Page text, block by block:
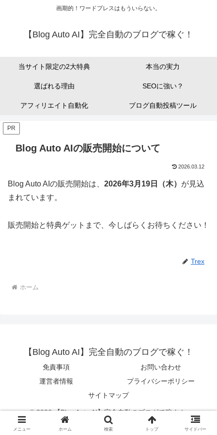
画期的！ワードプレスはもういらない。
【Blog Auto AI】完全自動のブログで稼ぐ！
当サイト限定の2大特典 本当の実力
選ばれる理由 SEOに強い？
アフィリエイト自動化 ブログ自動投稿ツール
PR
Blog Auto AIの販売開始について
2026.03.12
Blog Auto AIの販売開始は、 2026年3月19日（木） が見込
まれています。
販売開始と特典ゲットまで、今しばらくお待ちください！
Trex
ホーム
【Blog Auto AI】完全自動のブログで稼ぐ！
免責事項
お問い合わせ
運営者情報
プライバシーポリシー
サイトマップ
© 2026 【Blog Auto AI】完全自動のブログで稼ぐ！.
メニュー ホーム 検索 トップ サイドバー